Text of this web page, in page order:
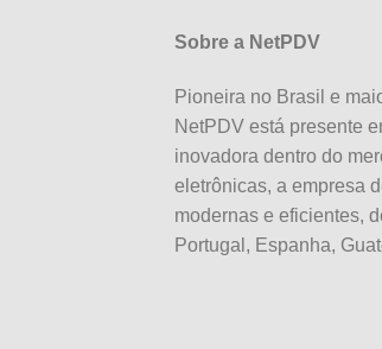
Sobre a NetPDV
Pioneira no Brasil e
NetPDV está presente
inovadora dentro do
eletrônicas, a empresa
modernas e eficientes,
Portugal, Espanha,